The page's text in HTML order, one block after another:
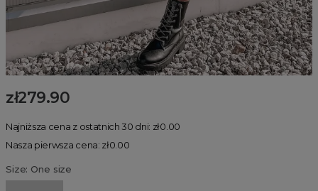
zł279.90
Najniższa cena z ostatnich 30 dni: zł0.00
Nasza pierwsza cena: zł0.00
Size: One size